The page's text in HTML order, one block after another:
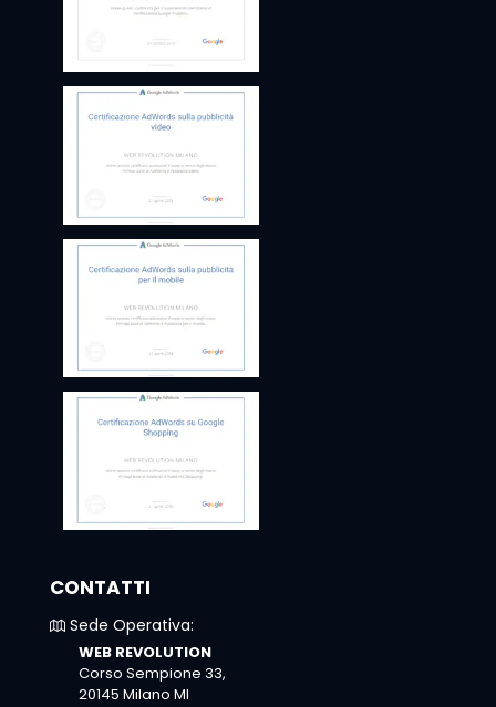
CONTATTI
Sede Operativa:
WEB REVOLUTION
Corso Sempione 33,
20145 Milano MI